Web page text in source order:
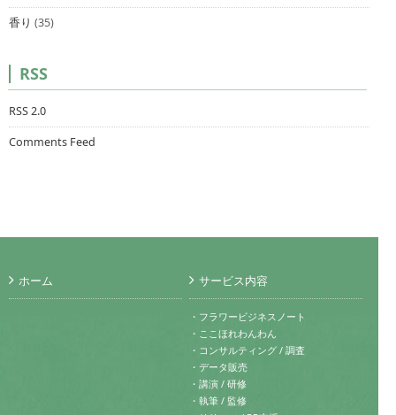
香り (35)
RSS
RSS 2.0
Comments Feed
ホーム サービス内容
・フラワービジネスノート
・ここほれわんわん
・コンサルティング / 調査
・データ販売
・講演 / 研修
・執筆 / 監修